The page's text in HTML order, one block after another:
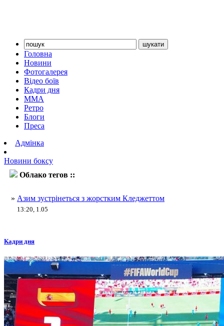
Головна
Новини
Фотогалерея
Відео боїв
Кадри дня
ММА
Ретро
Блоги
Преса
Адмінка
Новини боксу
Облако тегов ::
» Азим зустрінеться з жорстким Кледжеттом
13:20, 1.05
Кадри дня